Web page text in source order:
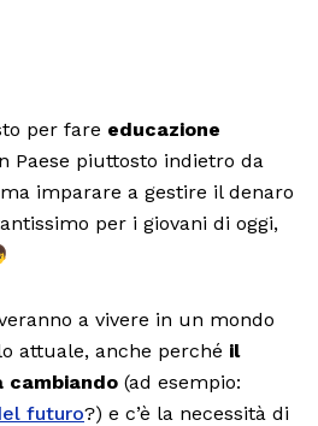
per fare educazione
Paese piuttosto indietro da
imparare a gestire il denaro
per i giovani di oggi,
a vivere in un mondo
attuale, anche perché il
cambiando (ad esempio:
futuro?) e c’è la necessità di